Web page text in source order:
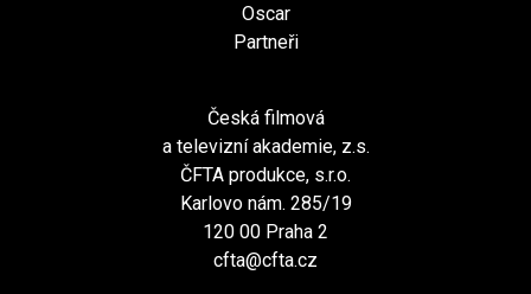
Oscar
Partneři
Česká filmová
a televizní akademie, z.s.
ČFTA produkce, s.r.o.
Karlovo nám. 285/19
120 00 Praha 2
cfta@cfta.cz